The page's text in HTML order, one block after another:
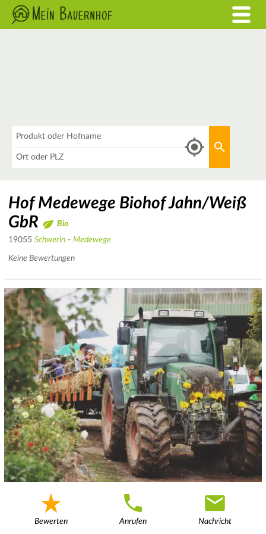
Hof Medewege Biohof Jahn/Weiß
GbR
Bio
19055 Schwerin - Medewege
Keine Bewertungen
Bewerten Anrufen Nachricht